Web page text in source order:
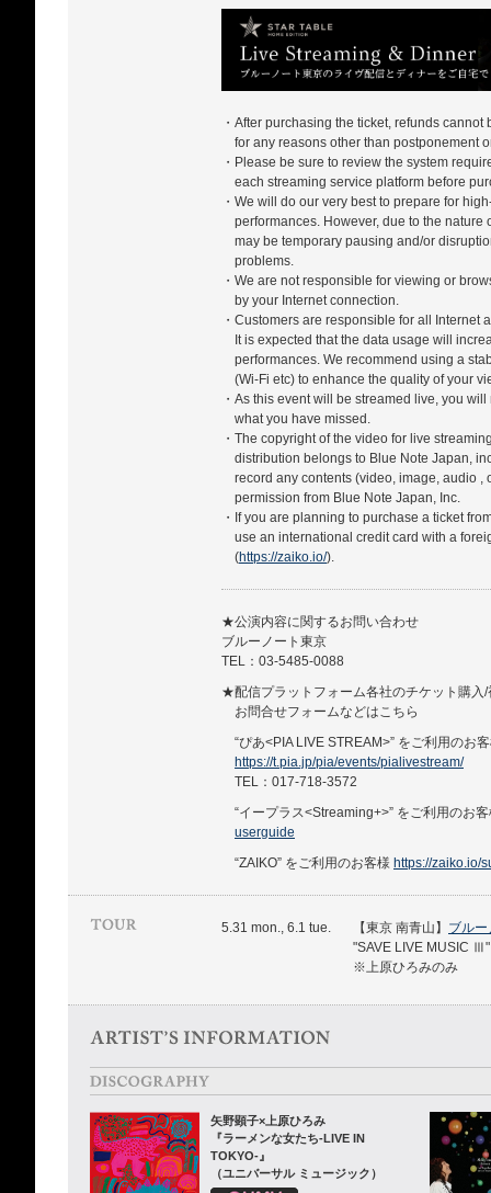
・After purchasing the ticket, refunds cannot
for any reasons other than postponement
・Please be sure to review the system
each streaming service platform before
・We will do our very best to prepare for
performances. However, due to the nature
may be temporary pausing and/or
problems.
・We are not responsible for viewing or
by your Internet connection.
・Customers are responsible for all Internet
It is expected that the data usage will
performances. We recommend using a
(Wi-Fi etc) to enhance the quality of your
・As this event will be streamed live, you
what you have missed.
・The copyright of the video for live
distribution belongs to Blue Note Japan,
record any contents (video, image, audio
permission from Blue Note Japan, Inc.
・If you are planning to purchase a ticket
use an international credit card with a
(https://zaiko.io/).
★公演内容に関するお問い合わせ
ブルーノート東京
TEL：03-5485-0088
★配信プラットフォーム各社のチケット購入/
お問合せフォームなどはこちら
“ぴあ<PIA LIVE STREAM>” をご利用のお
https://t.pia.jp/pia/events/pialivestream/
TEL：017-718-3572
“イープラス<Streaming+>” をご利用のお
userguide
“ZAIKO” をご利用のお客様 https://zaiko.io/
5.31 mon., 6.1 tue. 【東京 南青山】 ブル
"SAVE LIVE MUSIC
※上原ひろみのみ
矢野顕子×上原ひろみ
『ラーメンな女たち-LIVE IN
TOKYO-』
（ユニバーサル ミュージック）